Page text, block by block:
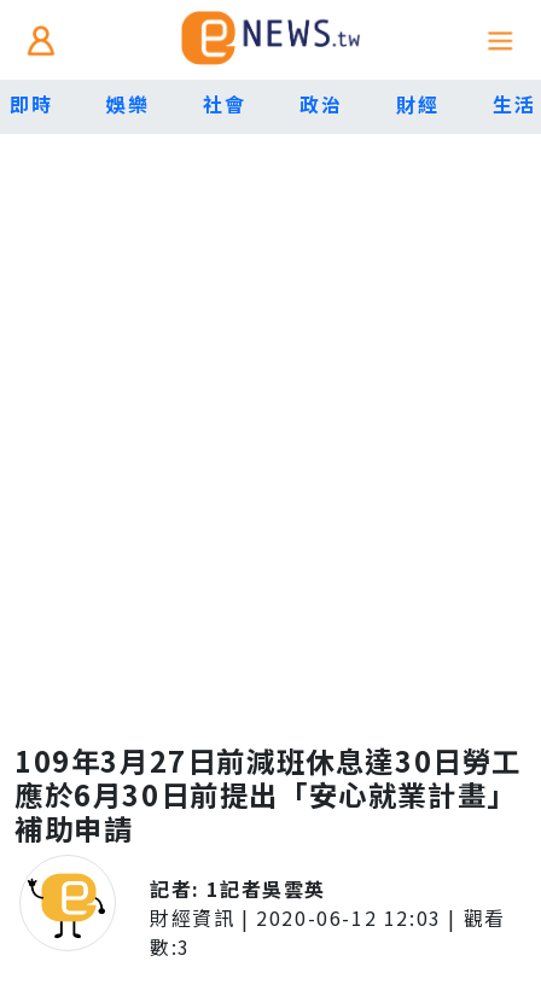
即時 娛樂 社會 政治 財經 生活
109年3月27日前減班休息達30日勞工
應於6月30日前提出「安心就業計畫」
補助申請
記者: 1記者吳雲英
財經資訊 | 2020-06-12 12:03 | 觀看
數:3